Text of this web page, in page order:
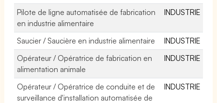
Pilote de ligne automatisée de fabrication
en industrie alimentaire
INDUSTRIE
Saucier / Saucière en industrie alimentaire
INDUSTRIE
Opérateur / Opératrice de fabrication en
alimentation animale
INDUSTRIE
Opérateur / Opératrice de conduite et de
surveillance d'installation automatisée de
INDUSTRIE